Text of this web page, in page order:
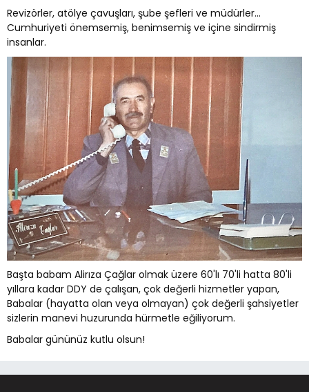
Revizörler, atölye çavuşları, şube şefleri ve müdürler...
Cumhuriyeti önemsemiş, benimsemiş ve içine sindirmiş
insanlar.
Başta babam Alirıza Çağlar olmak üzere 60'lı 70'li hatta 80'li
yıllara kadar DDY de çalışan, çok değerli hizmetler yapan,
Babalar (hayatta olan veya olmayan) çok değerli şahsiyetler
sizlerin manevi huzurunda hürmetle eğiliyorum.
Babalar gününüz kutlu olsun!